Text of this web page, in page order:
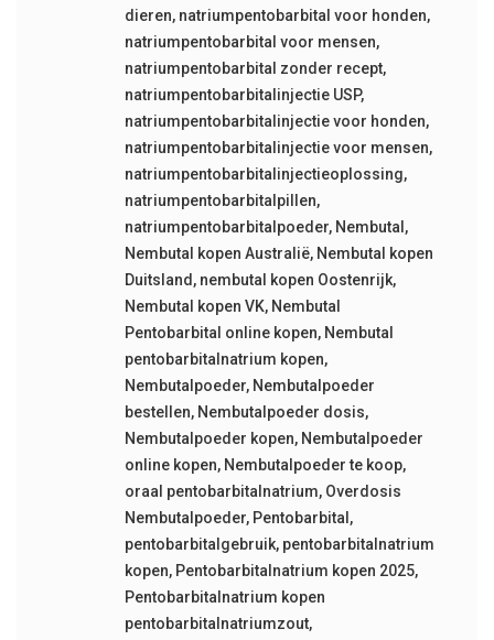
dieren, natriumpentobarbital voor honden,
natriumpentobarbital voor mensen,
natriumpentobarbital zonder recept,
natriumpentobarbitalinjectie USP,
natriumpentobarbitalinjectie voor honden,
natriumpentobarbitalinjectie voor mensen,
natriumpentobarbitalinjectieoplossing,
natriumpentobarbitalpillen,
natriumpentobarbitalpoeder, Nembutal ,
Nembutal kopen Australië, Nembutal kopen
Duitsland , nembutal kopen Oostenrijk,
Nembutal kopen VK, Nembutal
Pentobarbital online kopen, Nembutal
pentobarbitalnatrium kopen,
Nembutalpoeder, Nembutalpoeder
bestellen, Nembutalpoeder dosis,
Nembutalpoeder kopen, Nembutalpoeder
online kopen, Nembutalpoeder te koop,
oraal pentobarbitalnatrium, Overdosis
Nembutalpoeder, Pentobarbital ,
pentobarbitalgebruik, pentobarbitalnatrium
kopen, Pentobarbitalnatrium kopen 2025,
Pentobarbitalnatrium kopen
pentobarbitalnatriumzout,